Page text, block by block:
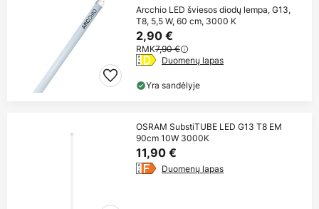
Arcchio LED šviesos diodų lempa, G13,
T8, 5,5 W, 60 cm, 3000 K
2,90 €
RMK7,90 €
Duomenų lapas
Yra sandėlyje
OSRAM SubstiTUBE LED G13 T8 EM
90cm 10W 3000K
11,90 €
Duomenų lapas